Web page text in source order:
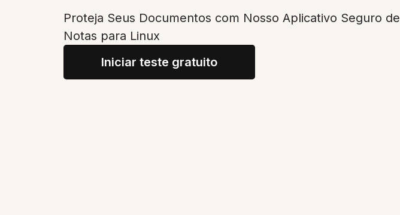
Proteja Seus Documentos com Nosso Aplicativo Seguro de
Notas para Linux
Iniciar teste gratuito